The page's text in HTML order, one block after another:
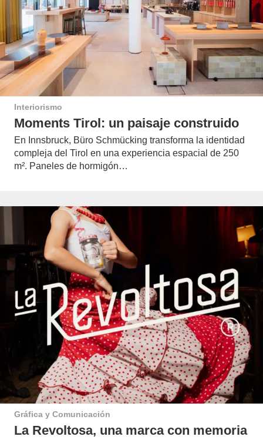
Interiorismo
Moments Tirol: un paisaje construido
En Innsbruck, Büro Schmücking transforma la identidad
compleja del Tirol en una experiencia espacial de 250
m². Paneles de hormigón…
Gráfica y Comunicación
La Revoltosa, una marca con memoria